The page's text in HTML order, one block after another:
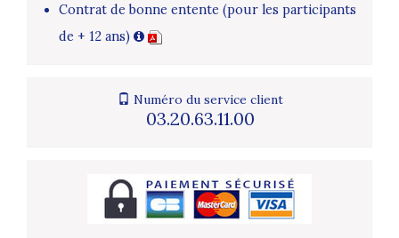
Contrat de bonne entente (pour les participants
de + 12 ans)
Numéro du service client
03.20.63.11.00